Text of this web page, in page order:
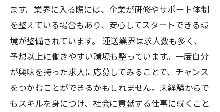
ます。業界に入る際には、企業が研修やサポート体制
を整えている場合もあり、安心してスタートできる環
境が整備されています。 運送業界は求人数も多く、
予想以上に働きやすい環境も整っています。一度自分
が興味を持った求人に応募してみることで、チャンス
をつかむことができるかもしれません。未経験からで
もスキルを身につけ、社会に貢献する仕事に就くこと